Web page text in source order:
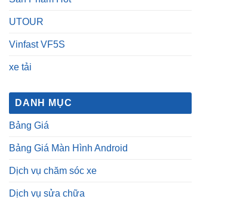
UTOUR
Vinfast VF5S
xe tải
DANH MỤC
Bảng Giá
Bảng Giá Màn Hình Android
Dịch vụ chăm sóc xe
Dịch vụ sửa chữa